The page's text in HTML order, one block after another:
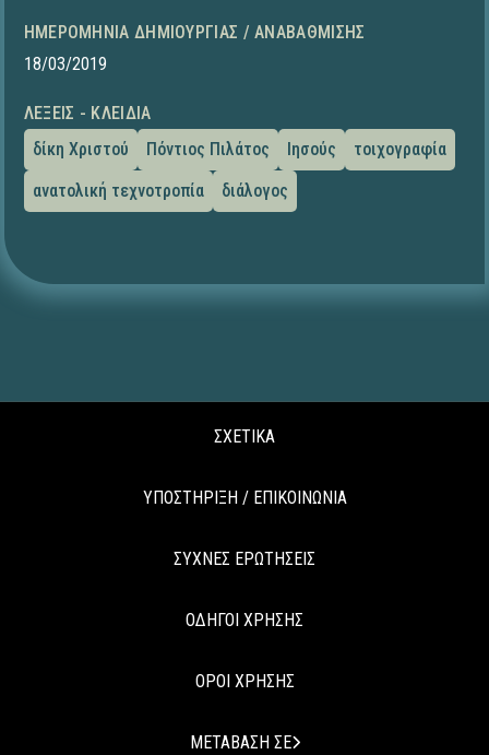
ΗΜΕΡΟΜΗΝΊΑ ΔΗΜΙΟΥΡΓΊΑΣ / ΑΝΑΒΆΘΜΙΣΗΣ
18/03/2019
ΛΈΞΕΙΣ - ΚΛΕΙΔΙΆ
δίκη Χριστού
Πόντιος Πιλάτος Ιησούς
τοιχογραφία
ανατολική τεχνοτροπία
διάλογος
ΣΧΕΤΙΚΑ
ΥΠΟΣΤΗΡΙΞΗ / ΕΠΙΚΟΙΝΩΝΙΑ
ΣΥΧΝΕΣ ΕΡΩΤΗΣΕΙΣ
ΟΔΗΓΟΙ ΧΡΗΣΗΣ
ΟΡΟΙ ΧΡΗΣΗΣ
ΜΕΤΑΒΑΣΗ ΣΕ